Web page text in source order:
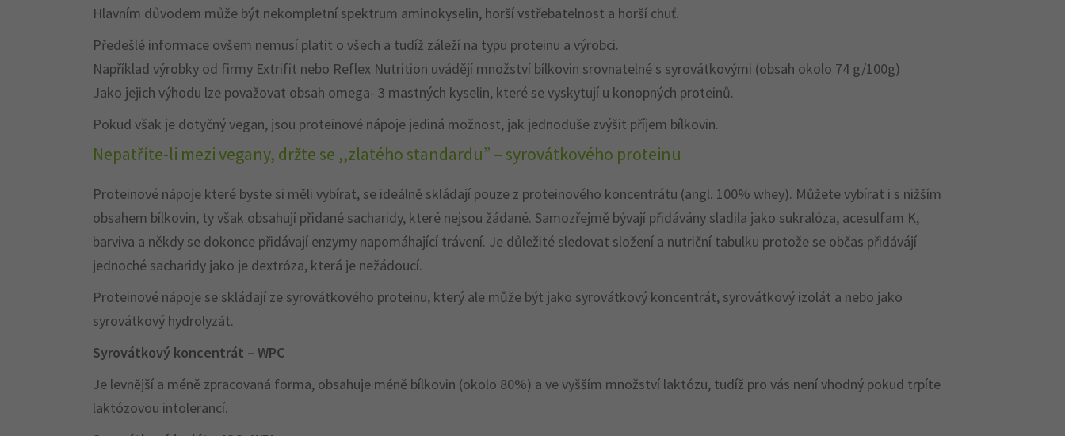
Hlavním důvodem může být nekompletní spektrum aminokyselin, horší vstřebatelnost a horší chuť.
Předešlé informace ovšem nemusí platit o všech a tudíž záleží na typu proteinu a výrobci.
Například výrobky od firmy Extrifit nebo Reflex Nutrition uvádějí množství bílkovin srovnatelné s syrovátkovými (obsah okolo 74 g/100g)
Jako jejich výhodu lze považovat obsah omega- 3 mastných kyselin, které se vyskytují u konopných proteinů.
Pokud však je dotyčný vegan, jsou proteinové nápoje jediná možnost, jak jednoduše zvýšit příjem bílkovin.
Nepatříte-li mezi vegany, držte se ,,zlatého standardu” – syrovátkového proteinu
Proteinové nápoje které byste si měli vybírat, se ideálně skládají pouze z proteinového koncentrátu (angl. 100% whey). Můžete vybírat i s nižším
obsahem bílkovin, ty však obsahují přidané sacharidy, které nejsou žádané. Samozřejmě bývají přidávány sladila jako sukralóza, acesulfam K,
barviva a někdy se dokonce přidávají enzymy napomáhající trávení. Je důležité sledovat složení a nutriční tabulku protože se občas přidávájí
jednoché sacharidy jako je dextróza, která je nežádoucí.
Proteinové nápoje se skládají ze syrovátkového proteinu, který ale může být jako syrovátkový koncentrát, syrovátkový izolát a nebo jako
syrovátkový hydrolyzát.
Syrovátkový koncentrát – WPC
Je levnější a méně zpracovaná forma, obsahuje méně bílkovin (okolo 80%) a ve vyšším množství laktózu, tudíž pro vás není vhodný pokud trpíte
laktózovou intolerancí.